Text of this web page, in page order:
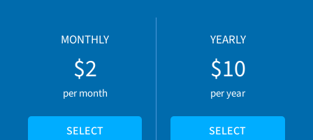
MONTHLY
$2
per month
SELECT
YEARLY
$10
per year
SELECT